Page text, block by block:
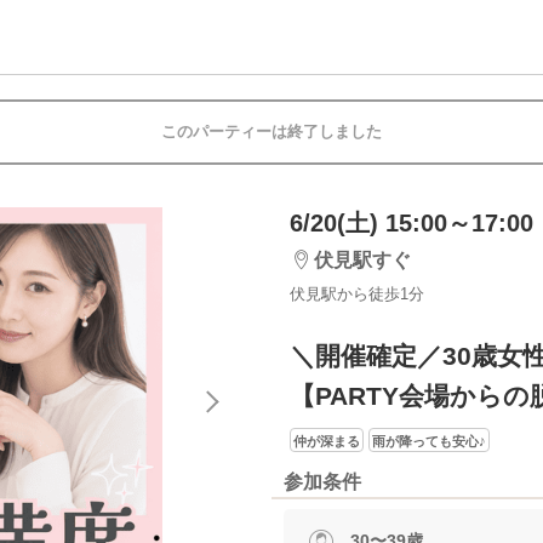
このパーティーは終了しました
6/20(土) 15:00～17:00
伏見駅すぐ
伏見駅から徒歩1分
＼開催確定／30歳女
【PARTY会場からの
仲が深まる 雨が降っても安心♪
参加条件